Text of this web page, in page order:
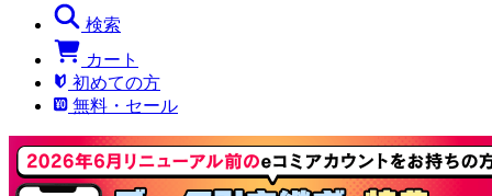
検索
カート
初めての方
無料・セール